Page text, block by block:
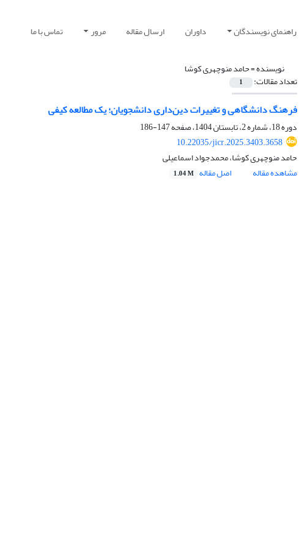
راهنمای نویسندگان داوران ارسال مقاله مرور تماس با ما
نویسنده =حامد منوچهری کوشا
تعداد مقالات: 1
فرهنگ دانشگاهی و تغییرات دین‌داری دانشجویان؛ یک مطالعه کیفی
دوره 18، شماره 2، تابستان 1404، صفحه
147-186
10.22035/jicr.2025.3403.3658
حامد منوچهری کوشا، محمدجواد اسماعیلی
مشاهده مقاله
اصل مقاله 1.04 M